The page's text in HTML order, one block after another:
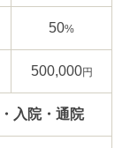
50%
500,000円
入院・通院